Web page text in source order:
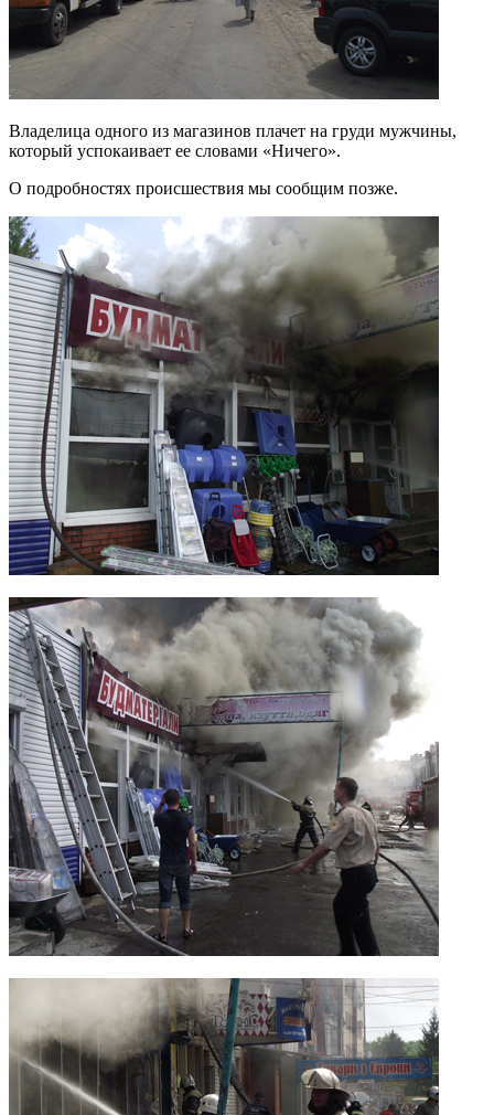
Владелица одного из магазинов плачет на груди мужчины,
который успокаивает ее словами «Ничего».
О подробностях происшествия мы сообщим позже.